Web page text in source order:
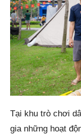
Tại khu trò chơi
gia những hoạt